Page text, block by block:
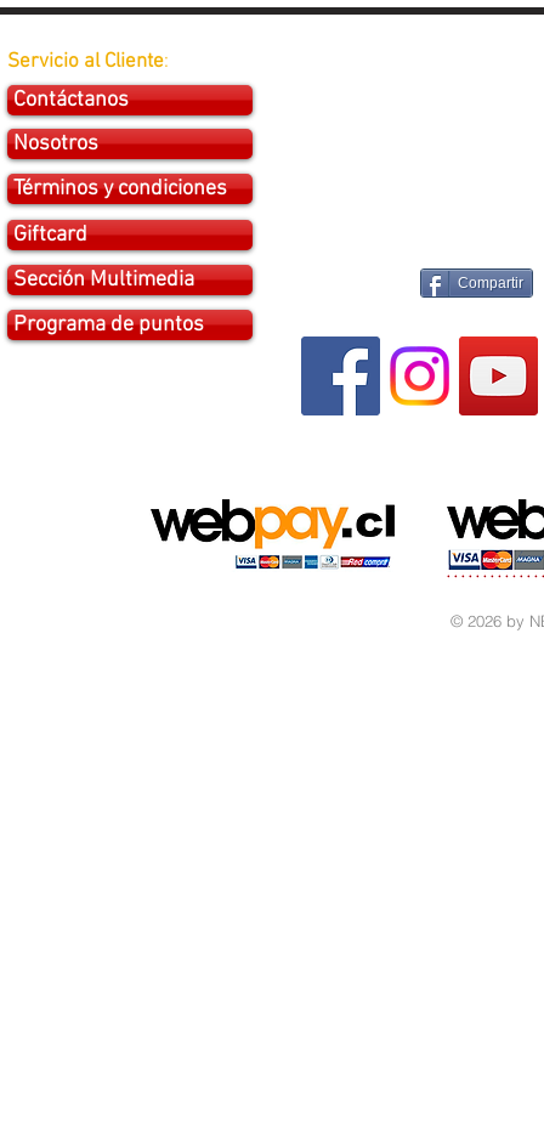
Servicio al Cliente:
Contáctanos
Nosotros
Términos y condiciones
Giftcard
Sección Multimedia
Programa de puntos
Compartir
© 2026 by